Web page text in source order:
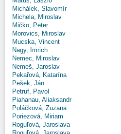
Michálek, Slavomír
Michela, Miroslav
Mičko, Peter
Morovics, Miroslav
Mucska, Vincent
Nagy, Imrich
Nemec, Miroslav
Nemeš, Jaroslav
Pekařová, Katarína
Pešek, Ján
Petruf, Pavol
Piahanau, Aliaksandr
Poláčková, Zuzana
Poriezová, Miriam
Roguľová, Jaroslava